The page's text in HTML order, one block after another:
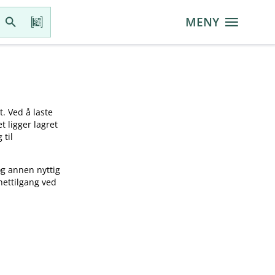
MENY
Ved å laste
ligger lagret
til
annen nyttig
ved